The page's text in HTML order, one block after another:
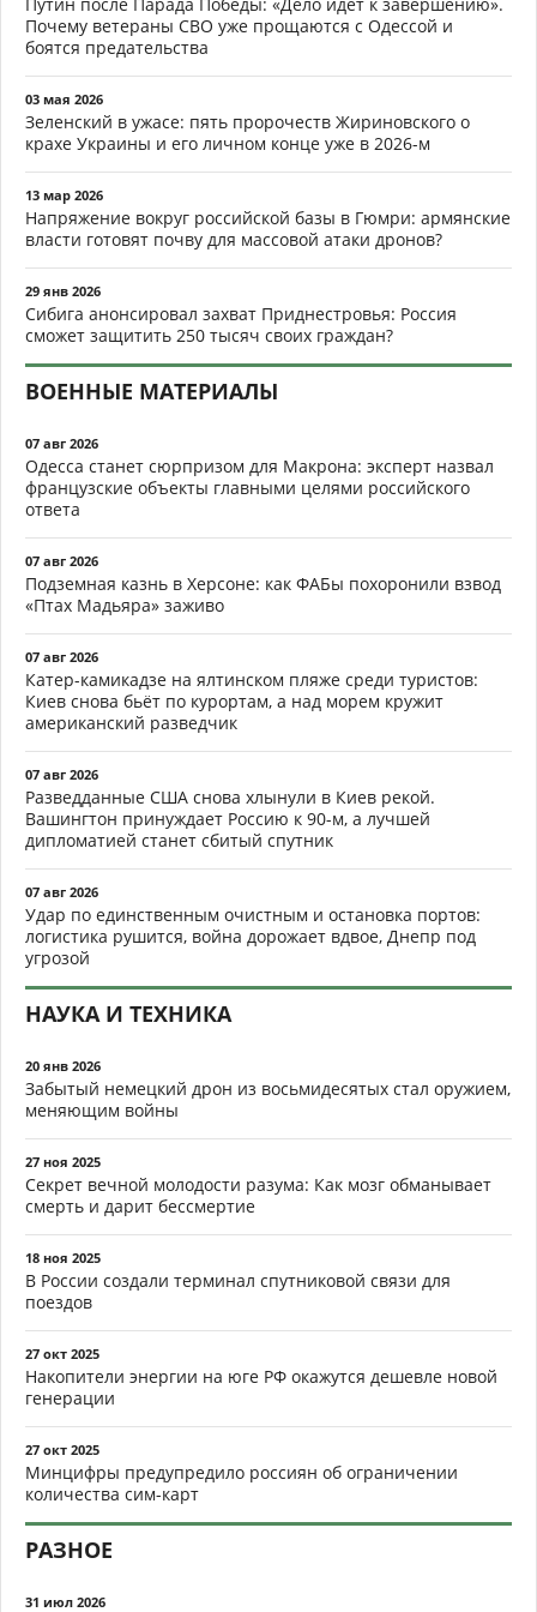
Почему ветераны СВО уже прощаются с Одессой и
боятся предательства
03 мая 2026
Зеленский в ужасе: пять пророчеств Жириновского о
крахе Украины и его личном конце уже в 2026-м
13 мар 2026
Напряжение вокруг российской базы в Гюмри: армянские
власти готовят почву для массовой атаки дронов?
29 янв 2026
Сибига анонсировал захват Приднестровья: Россия
сможет защитить 250 тысяч своих граждан?
ВОЕННЫЕ МАТЕРИАЛЫ
07 авг 2026
Одесса станет сюрпризом для Макрона: эксперт назвал
французские объекты главными целями российского
ответа
07 авг 2026
Подземная казнь в Херсоне: как ФАБы похоронили взвод
«Птах Мадьяра» заживо
07 авг 2026
Катер-камикадзе на ялтинском пляже среди туристов:
Киев снова бьёт по курортам, а над морем кружит
американский разведчик
07 авг 2026
Разведданные США снова хлынули в Киев рекой.
Вашингтон принуждает Россию к 90-м, а лучшей
дипломатией станет сбитый спутник
07 авг 2026
Удар по единственным очистным и остановка портов:
логистика рушится, война дорожает вдвое, Днепр под
угрозой
НАУКА И ТЕХНИКА
20 янв 2026
Забытый немецкий дрон из восьмидесятых стал оружием,
меняющим войны
27 ноя 2025
Секрет вечной молодости разума: Как мозг обманывает
смерть и дарит бессмертие
18 ноя 2025
В России создали терминал спутниковой связи для
поездов
27 окт 2025
Накопители энергии на юге РФ окажутся дешевле новой
генерации
27 окт 2025
Минцифры предупредило россиян об ограничении
количества сим-карт
РАЗНОЕ
31 июл 2026